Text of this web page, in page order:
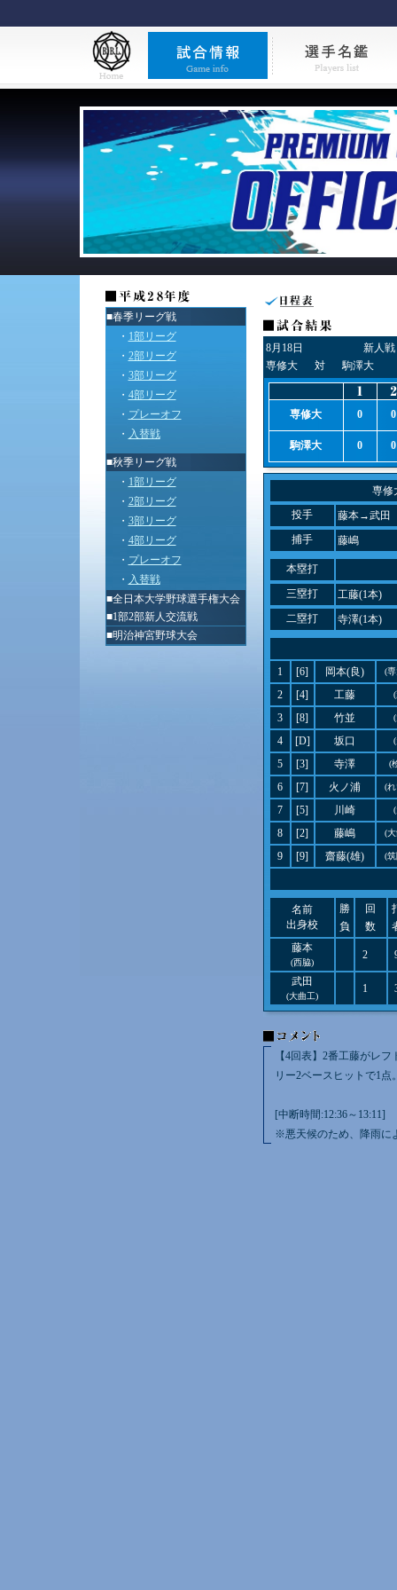
■春季リーグ戦
・ 1部リーグ
・ 2部リーグ
・ 3部リーグ
・ 4部リーグ
・ プレーオフ
・ 入替戦
■秋季リーグ戦
・ 1部リーグ
・ 2部リーグ
・ 3部リーグ
・ 4部リーグ
・ プレーオフ
・ 入替戦
■全日本大学野球選手権大会
■1部2部新人交流戦
■明治神宮野球大会
8月18日
新人戦
専修大
対 駒澤大
専修大 0 0
駒澤大 0 0
専修
投手
藤本→武田
捕手
藤嶋
本塁打
三塁打
工藤(1本)
二塁打
寺澤(1本)
1 [6] 岡本(良) (
2 [4] 工藤
3 [8] 竹並
4 [D] 坂口
5 [3] 寺澤 (
6 [7] 火ノ浦 (
7 [5] 川崎
8 [2] 藤嶋 (
9 [9] 齋藤(雄) (
名前
出身校
勝
負
回
数
藤本
(西脇)
2
武田
(大曲工)
1
【4回表】2番工藤がレ
リー2ベースヒットで1点
[中断時間:12:36～13:11]
※悪天候のため、降雨に